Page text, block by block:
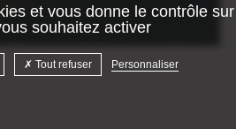
et vous donne le contrôle sur
souhaitez activer
Tout refuser Personnaliser